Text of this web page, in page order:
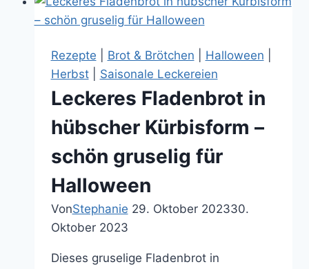
Ingwer
und
Kokosmilch
–
lecker
Rezepte Brot & Brötchen Halloween
Herbst| Saisonale Leckereien
Leckeres Fladenbrot in
hübscher Kürbisform –
schön gruselig für
Halloween
VonStephanie 29. Oktober 202330.
Oktober 2023
Dieses gruselige Fladenbrot in